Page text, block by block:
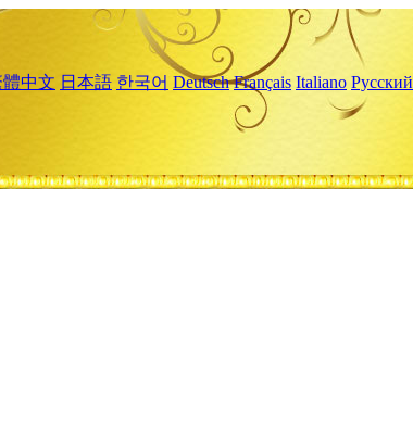
中文 日本語 한국어 Deutsch Français Italiano Русский